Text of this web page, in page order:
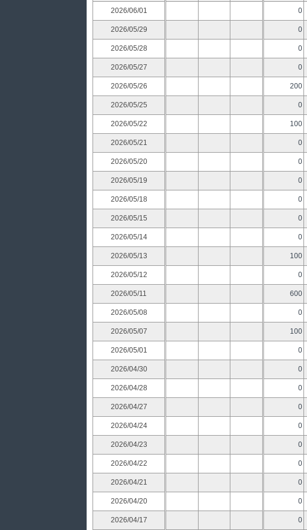
2026/06/01 0
2026/05/29 0
2026/05/28 0
2026/05/27 0
2026/05/26 200
2026/05/25 0
2026/05/22 100
2026/05/21 0
2026/05/20 0
2026/05/19 0
2026/05/18 0
2026/05/15 0
2026/05/14 0
2026/05/13 100
2026/05/12 0
2026/05/11 600
2026/05/08 0
2026/05/07 100
2026/05/01 0
2026/04/30 0
2026/04/28 0
2026/04/27 0
2026/04/24 0
2026/04/23 0
2026/04/22 0
2026/04/21 0
2026/04/20 0
2026/04/17 0